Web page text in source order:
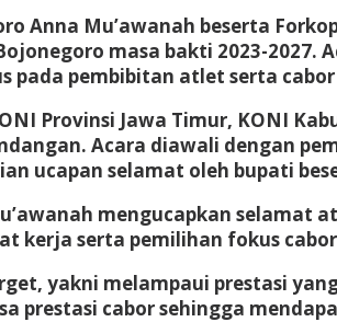
Anna Mu’awanah beserta
masa bakti 2023-
pada pembibitan atlet serta
Provinsi Jawa Timur, KONI
Acara diawali dengan
ucapan selamat oleh bupati
mengucapkan selamat
kerja serta pemilihan fokus
yakni melampaui prestasi
prestasi cabor sehingga